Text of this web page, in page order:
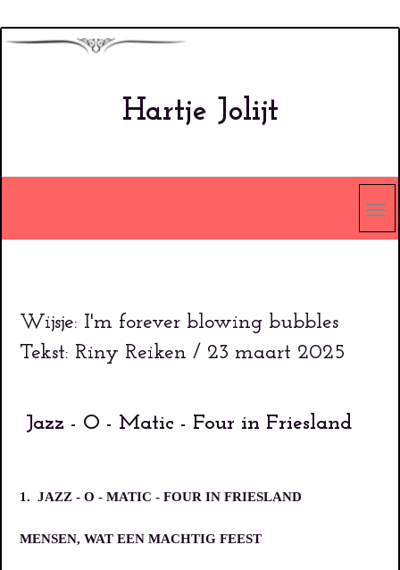
Overslaan
Hartje Jolijt
Wijsje: I'm forever blowing bubbles
Tekst: Riny Reiken / 23 maart 2025
Jazz - O - Matic - Four in Friesland
1. JAZZ - O - MATIC - FOUR IN FRIESLAND
MENSEN, WAT EEN MACHTIG FEEST